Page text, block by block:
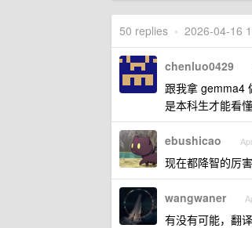
50 replies • 2026-04-16
chenluo0429
跟我拿 gemma4
是本科生才能看
ebushicao
现在都降智的厉
wangwaner
有没有可能，翻